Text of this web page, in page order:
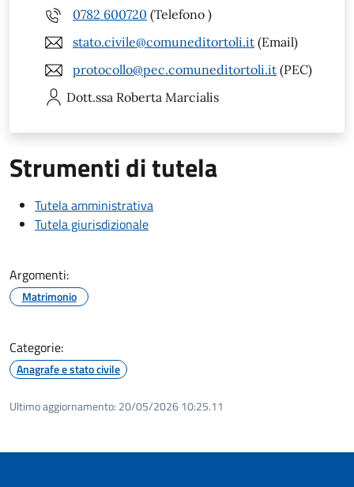
0782 600720 (Telefono )
stato.civile@comuneditortoli.it (Email)
protocollo@pec.comuneditortoli.it (PEC)
Dott.ssa Roberta Marcialis
Strumenti di tutela
Tutela amministrativa
Tutela giurisdizionale
Argomenti:
Matrimonio
Categorie:
Anagrafe e stato civile
Ultimo aggiornamento: 20/05/2026 10:25.11